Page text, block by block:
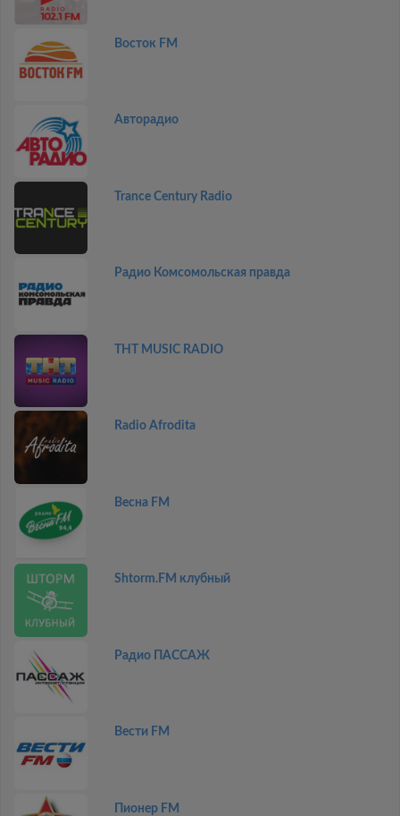
Восток FM
Авторадио
Trance Century Radio
Радио Комсомольская правда
THT MUSIC RADIO
Radio Afrodita
Весна FM
Shtorm.FM клубный
Радио ПАССАЖ
Вести FM
Пионер FM